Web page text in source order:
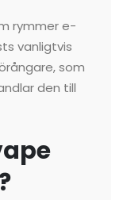
rymmer e-
vanligtvis
som
den till